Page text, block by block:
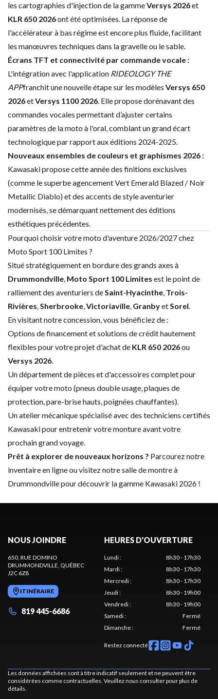
les cartographies d'injection de la gammeVersys 2026et
KLR 650 2026ont été optimisées. La réponse de
l'accélérateur à bas régime est encore plus fluide, facilitant
les manœuvres techniques dans la gravelle ou le sable.
Écrans TFT et connectivité par commande vocale :
L'intégration avec l'application RIDEOLOGY THE
APPfranchit une nouvelle étape sur les modèles Versys 650
2026etVersys 1100 2026. Elle propose dorénavant des
commandes vocales permettant d’ajuster certains
paramètres de la moto à l'oral, comblant un grand écart
technologique par rapport aux éditions 2024-2025.
Nouveaux ensembles de couleurs et graphismes 2026 :
Kawasaki propose cette année des finitions exclusives
(comme le superbe agencement Vert Emerald Blazed / Noir
Metallic Diablo) et des accents de style aventurier
modernisés, se démarquant nettement des éditions
esthétiques précédentes.
Pourquoi choisir votre moto d'aventure 2026/2027 chez
Moto Sport 100 Limites ?
Situé stratégiquement en bordure des grands axes à
Drummondville, Moto Sport 100 Limites est le point de
ralliement des aventuriers deSaint-Hyacinthe, Trois-
Rivières,Sherbrooke,Victoriaville, GranbyetSorel.
En visitant notre concession, vous bénéficiez de :
Options de financement et solutions de crédit hautement
flexibles pour votre projet d'achat de KLR 650 2026ou
Versys 2026.
Un département de pièces et d'accessoires complet pour
équiper votre moto (pneus double usage, plaques de
protection, pare-brise hauts, poignées chauffantes).
Un atelier mécanique spécialisé avec des techniciens certifiés
Kawasaki pour entretenir votre monture avant votre
prochain grand voyage.
Prêt à explorer de nouveaux horizons ? Parcourez notre
inventaire en ligne ou visitez notre salle de montre à
Drummondville pour découvrir la gamme Kawasaki 2026 !
NOUS JOINDRE
650, RUE DOMINO
DRUMMONDVILLE, QUÉBEC
J2C 6Z8
ITINÉRAIRE
819 445-6686
HEURES D'OUVERTURE
Lundi:
8h30 - 17h30
Mardi:
8h30 - 17h30
Mercredi:
8h30 - 17h30
Jeudi:
8h30 - 19h00
Vendredi:
8h30 - 19h00
Samedi:
Fermé
Dimanche: Fermé
Restez connecté
Les données affichées sont à titre indicatif seulement et ne peuvent être
considérées comme contractuelles. Veuillez nous consulter pour plus de
détails.